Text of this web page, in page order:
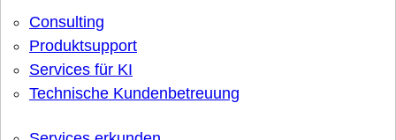
Consulting
Produktsupport
Services für KI
Technische Kundenbetreuung